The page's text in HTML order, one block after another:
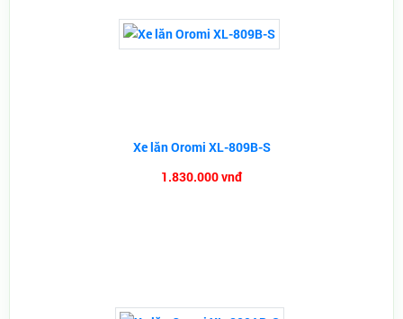
Xe lăn Oromi XL-809B-S
1.830.000 vnđ